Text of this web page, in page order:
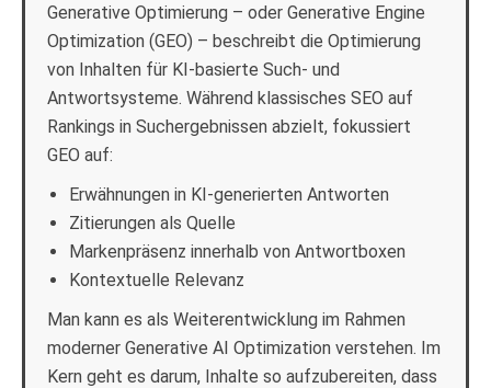
Generative Optimierung – oder Generative Engine
Optimization (GEO) – beschreibt die Optimierung
von Inhalten für KI-basierte Such- und
Antwortsysteme. Während klassisches SEO auf
Rankings in Suchergebnissen abzielt, fokussiert
GEO auf:
Erwähnungen in KI-generierten Antworten
Zitierungen als Quelle
Markenpräsenz innerhalb von Antwortboxen
Kontextuelle Relevanz
Man kann es als Weiterentwicklung im Rahmen
moderner Generative AI Optimization verstehen. Im
Kern geht es darum, Inhalte so aufzubereiten, dass